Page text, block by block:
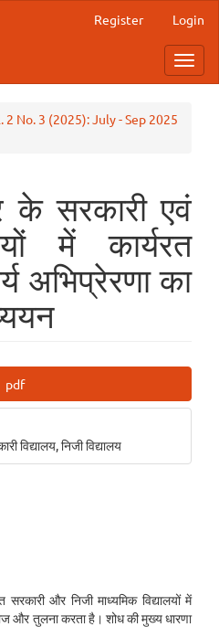
Register Login
2 No. 3 (2025): July - Sep 2025
के सरकारी एवं
में कार्यरत
अभिप्रेरणा का
pdf
विद्यालय, निजी विद्यालय
सरकारी और निजी माध्यमिक विद्यालयों में
और तुलना करता है। शोध की मुख्य धारणा